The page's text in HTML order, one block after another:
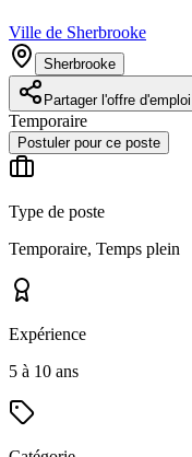
Ville de Sherbrooke
Sherbrooke
Partager l'offre d'emploi
Temporaire
Postuler pour ce poste
Type de poste
Temporaire, Temps plein
Expérience
5 à 10 ans